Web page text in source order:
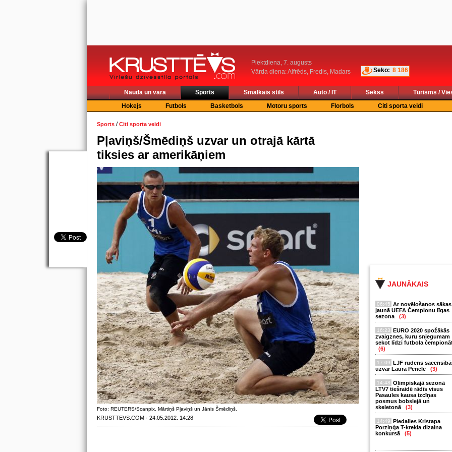
Piektdiena, 7. augusts
Vārda diena: Alfrēds, Fredis, Madars
Seko: 8 186
Nauda un vara Sports Smalkais stils Auto / IT Sekss
Tūrisms /
Hokejs
Futbols Basketbols Motoru sports Florbols Citi sporta veidi
JAUNĀKAIS
06:45 Ar novēlošanos sākas
jaunā UEFA Čempionu līgas
sezona
(3)
16:23 EURO 2020 spožākās
zvaigznes, kuru sniegumam
sekot līdzi futbola
(6)
17:09 LJF rudens
uzvar Laura Penele
(3)
14:48 Olimpiskajā sezonā
LTV7 tiešraidē rādīs visus
Pasaules kausa izcīņas
posmus bobslejā un
skeletonā
(3)
14:49 Piedalies Kristapa
Porziņģa T-krekla dizaina
konkursā
(5)
Sports /Citi sporta veidi
Pļaviņš/Šmēdiņš uzvar un otrajā kārtā
tiksies ar amerikāņiem
Foto: REUTERS/Scanpix. Mārtiņš Pļaviņš un Jānis Šmēdiņš.
KRUSTTEVS.COM · 24.05.2012. 14:28